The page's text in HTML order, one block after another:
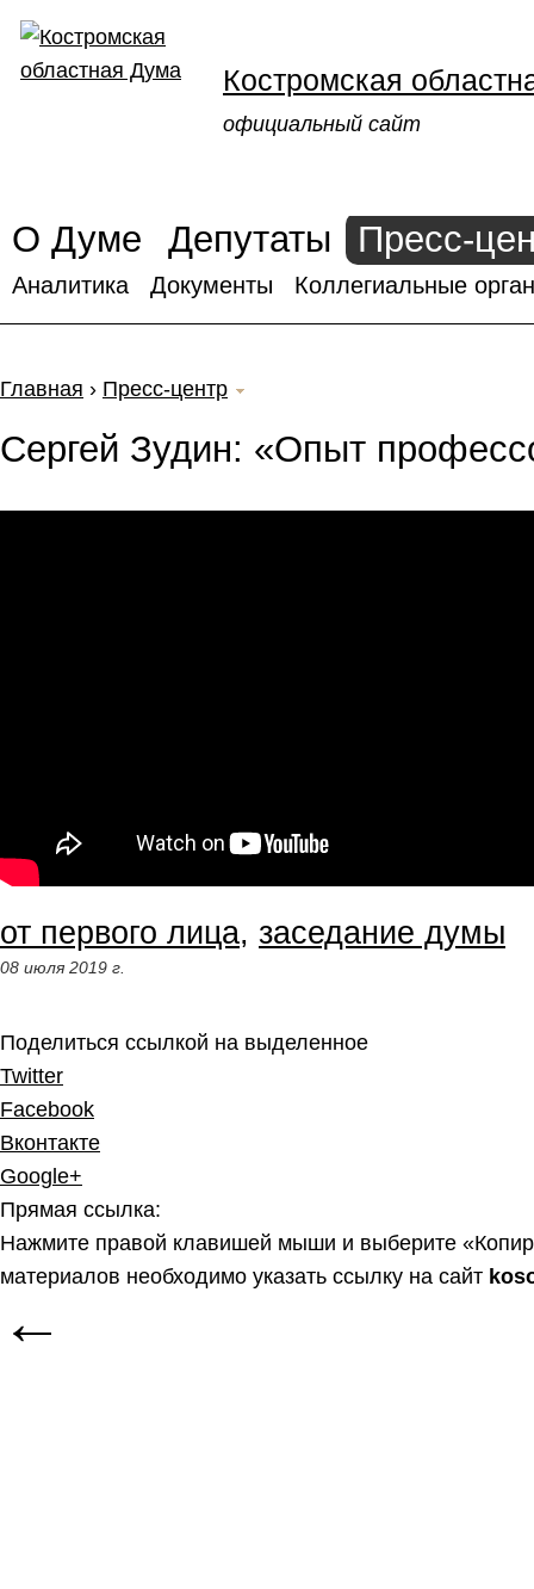
Костромская
официальный сайт
О Думе Депутаты Пресс-
Аналитика Документы Коллегиальные
Главная › Пресс-центр
Сергей Зудин: «Опыт
от первого лица, заседание думы
08 июля 2019 г.
Поделиться ссылкой на выделенное
Twitter
Facebook
Вконтакте
Google+
Прямая ссылка:
Нажмите правой клавишей мыши и выберите
материалов необходимо указать ссылку на сайт
←